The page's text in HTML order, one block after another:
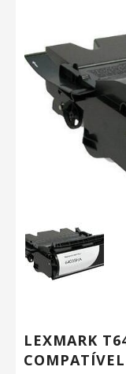
LEXMARK
COMPATÍVEL